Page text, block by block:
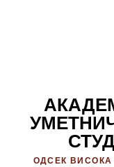
ОДСЕК